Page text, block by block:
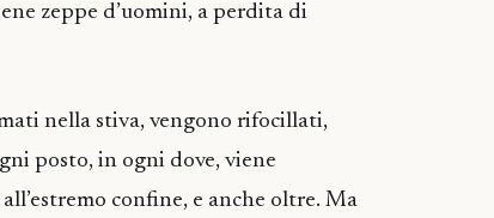
zeppe d’uomini, a perdita di
nella stiva, vengono rifocillati,
posto, in ogni dove, viene
confine, e anche oltre. Ma